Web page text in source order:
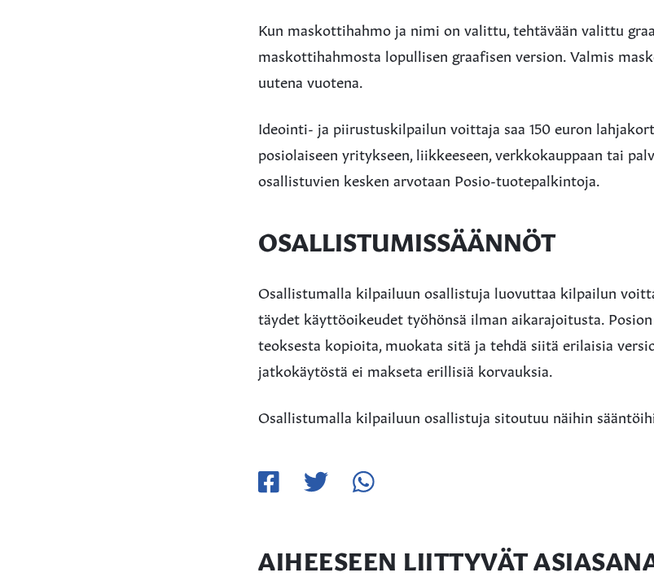
Kun maskottihahmo ja nimi on valittu, tehtävään valittu
maskottihahmosta lopullisen graafisen version. Valmis
uutena vuotena.
Ideointi- ja piirustuskilpailun voittaja saa 150 euron
posiolaiseen yritykseen, liikkeeseen, verkkokauppaan tai
osallistuvien kesken arvotaan Posio-tuotepalkintoja.
OSALLISTUMISSÄÄNNÖT
Osallistumalla kilpailuun osallistuja luovuttaa kilpailun
täydet käyttöoikeudet työhönsä ilman aikarajoitusta.
teoksesta kopioita, muokata sitä ja tehdä siitä erilaisia
jatkokäytöstä ei makseta erillisiä korvauksia.
Osallistumalla kilpailuun osallistuja sitoutuu näihin
AIHEESEEN LIITTYVÄT